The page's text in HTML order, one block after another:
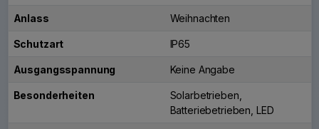
Anlass Weihnachten
Schutzart IP65
Ausgangsspannung Keine Angabe
Besonderheiten
Solarbetrieben,
Batteriebetrieben, LED